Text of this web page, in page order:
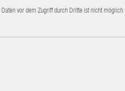
vor dem Zugriff durch Dritte ist nicht möglich.